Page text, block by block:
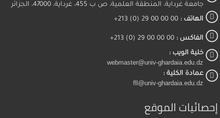
جامعة غرداية، المنطقة العلمية، ص ب 455، غرداية، 47000، الجزائر
الهاتف : 00 00 00 29 (0) 213+
الفاكس : 00 00 00 29 (0) 213+
خلية الويب :
webmaster@univ-ghardaia.edu.dz
عمادة الكلية :
fll@univ-ghardaia.edu.dz
إحصائيات الموقع